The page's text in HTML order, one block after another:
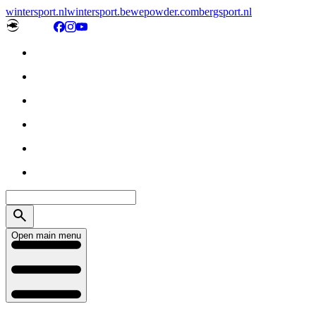
wintersport.nlwintersport.bewepowder.combergsport.nl
Open main menu